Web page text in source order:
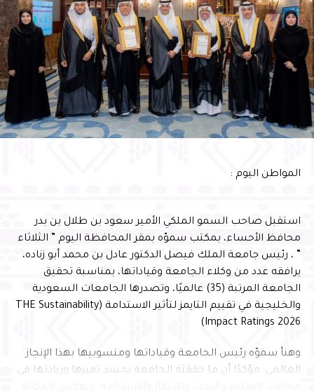
وبرامج نوعية أسهمت في تمكين الأيتام علميًا ومهاريًا
واجتماعيًا، وتنمية قدراتهم، وتعزيز ثقتهم بأنفسهم، وإيجاد بيئة
محفزة للإبداع والتميز، مثمنًا دور الشركاء والداعمين والجهات
الحكومية في إنجاح البرنامج، مؤكدًا أن تكامل الجهود بين
القطاع غير الربحي والجهات الحكومية والقطاع الخاص يمثل
ركيزة أساسية لتعظيم الأثر المستدام، وتعزيز المسؤولية
المجتمعية، وتمكين الأجيال الواعدة من الإسهام في بناء
مستقبل الوطن
بها المحافظة في استضافة البرامج الوطنية النوعية، ويؤكد ما
مستهدفات رؤية المملكة 2030
المواطن اليوم :
استقبل صاحب السمو الملكي الأمير سعود بن طلال بن بدر
محافظ الأحساء، بمكتب سموّه بمقر المحافظة اليوم ” الثلاثاء
” ، رئيس جامعة الملك فيصل الدكتور عادل بن محمد أبو زناده،
يرافقه عدد من وكلاء الجامعة وقياداتها، بمناسبة تحقيق
الجامعة المرتبة (35) عالميًا، وتصدرها الجامعات السعودية
والخليجية في تقييم التايمز لتأثير الاستدامة (THE Sustainability
Impact Ratings 2026)
وهنأ سموّه رئيس الجامعة وقياداتها ومنسوبيها بهذا الإنجاز
العالمي، مؤكدًا أن ما حققته الجامعة يجسد تميزها وريادتها في